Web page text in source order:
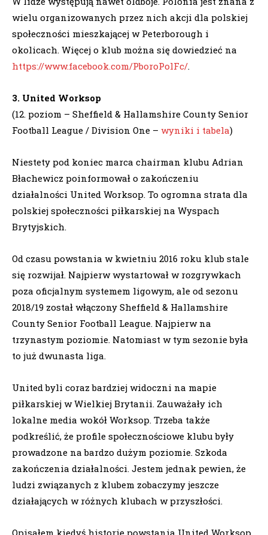
wielu organizowanych przez nich akcji dla polskiej
społeczności mieszkającej w Peterborough i
okolicach. Więcej o klub można się dowiedzieć na
https://www.facebook.com/PboroPolFc/.
3. United Worksop
(12. poziom – Sheffield & Hallamshire County Senior
Football League / Division One – wyniki i tabela)
Niestety pod koniec marca chairman klubu Adrian
Błachewicz poinformował o zakończeniu
działalności United Worksop. To ogromna strata dla
polskiej społeczności piłkarskiej na Wyspach
Brytyjskich.
Od czasu powstania w kwietniu 2016 roku klub stale
się rozwijał. Najpierw wystartował w rozgrywkach
poza oficjalnym systemem ligowym, ale od sezonu
2018/19 został włączony Sheffield & Hallamshire
County Senior Football League. Najpierw na
trzynastym poziomie. Natomiast w tym sezonie była
to już dwunasta liga.
United byli coraz bardziej widoczni na mapie
piłkarskiej w Wielkiej Brytanii. Zauważały ich
lokalne media wokół Worksop. Trzeba także
podkreślić, że profile społecznościowe klubu były
prowadzone na bardzo dużym poziomie. Szkoda
zakończenia działalności. Jestem jednak pewien, że
ludzi związanych z klubem zobaczymy jeszcze
działających w różnych klubach w przyszłości.